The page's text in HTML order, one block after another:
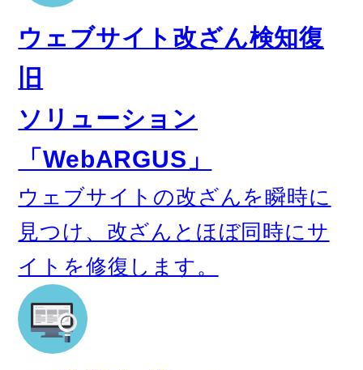
ウェブサイト改ざん検知復
旧
ソリューション
「WebARGUS」
ウェブサイトの改ざんを瞬時に
⾒つけ、改ざんとほぼ同時にサ
イトを修復します。